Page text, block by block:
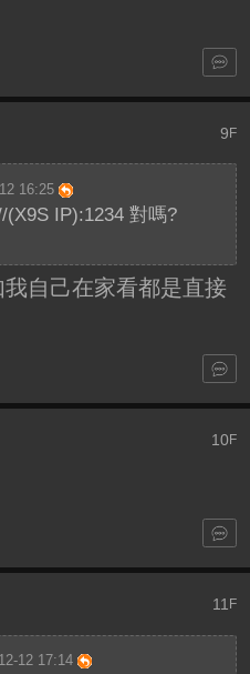
9F
16:25
IP):1234 對嗎?
自己在家看都是直接
10F
11 F
12 17:14